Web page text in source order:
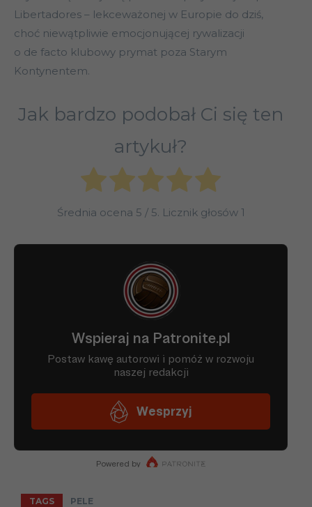
Libertadores – lekceważonej w Europie do dziś,
choć niewątpliwie emocjonującej rywalizacji
o de facto klubowy prymat poza Starym
Kontynentem.
Jak bardzo podobał Ci się ten
artykuł?
Średnia ocena 5 / 5. Licznik głosów 1
TAGS PELE